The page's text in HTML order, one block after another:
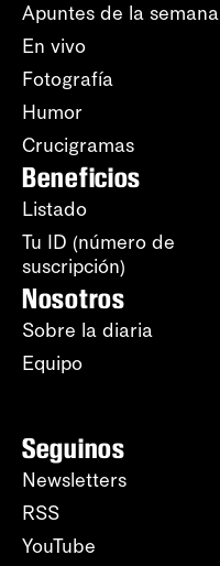
Apuntes de la semana
En vivo
Fotografía
Humor
Crucigramas
Beneficios
Listado
Tu ID (número de
suscripción)
Nosotros
Sobre la diaria
Equipo
Seguinos
Newsletters
RSS
YouTube